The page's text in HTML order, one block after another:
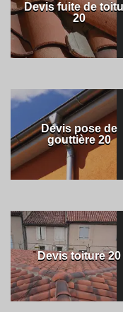
Devis fuite de
20
Devis pose de
gouttière 20
Devis toiture 20